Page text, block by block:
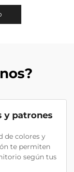
y patrones
de colores y
te permiten
según tus